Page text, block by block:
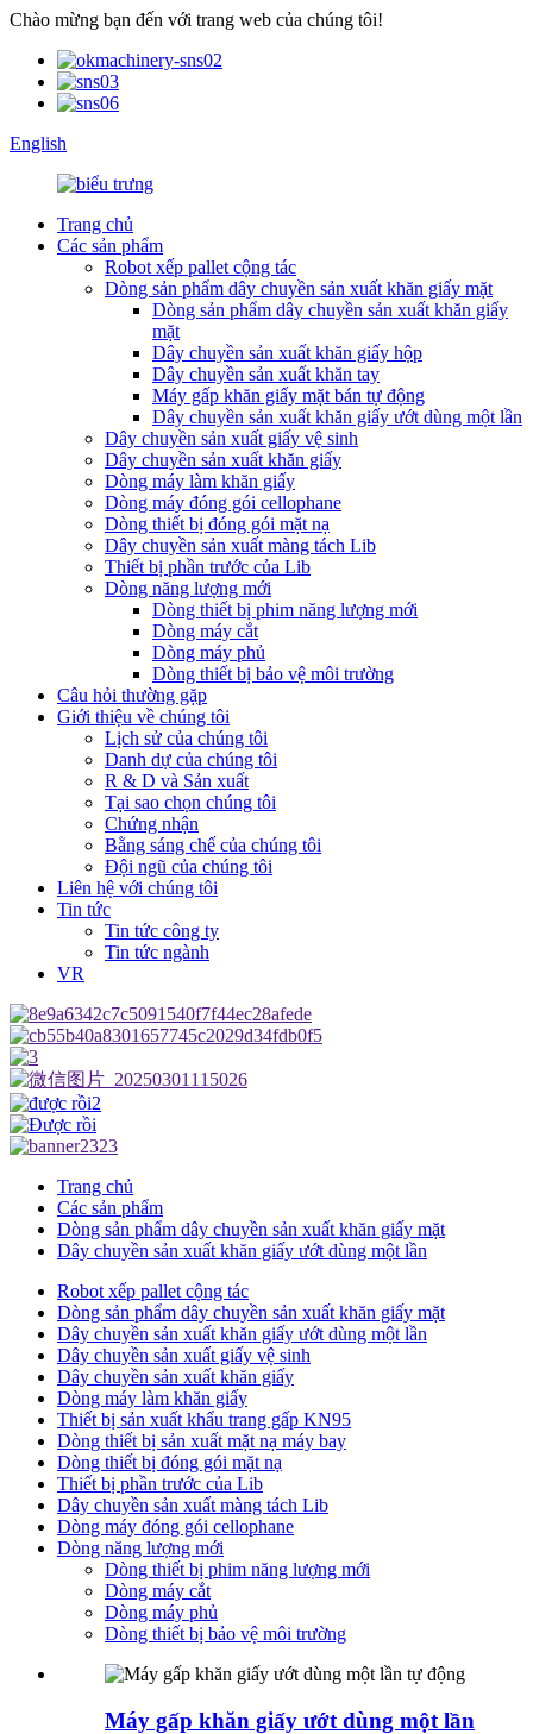
Chào mừng bạn đến với trang web của chúng tôi!
English
Trang chủ
Các sản phẩm
Robot xếp pallet cộng tác
Dòng sản phẩm dây chuyền sản xuất khăn giấy mặt
Dòng sản phẩm dây chuyền sản xuất khăn giấy
mặt
Dây chuyền sản xuất khăn giấy hộp
Dây chuyền sản xuất khăn tay
Máy gấp khăn giấy mặt bán tự động
Dây chuyền sản xuất khăn giấy ướt dùng một lần
Dây chuyền sản xuất giấy vệ sinh
Dây chuyền sản xuất khăn giấy
Dòng máy làm khăn giấy
Dòng máy đóng gói cellophane
Dòng thiết bị đóng gói mặt nạ
Dây chuyền sản xuất màng tách Lib
Thiết bị phần trước của Lib
Dòng năng lượng mới
Dòng thiết bị phim năng lượng mới
Dòng máy cắt
Dòng máy phủ
Dòng thiết bị bảo vệ môi trường
Câu hỏi thường gặp
Giới thiệu về chúng tôi
Lịch sử của chúng tôi
Danh dự của chúng tôi
R & D và Sản xuất
Tại sao chọn chúng tôi
Chứng nhận
Bằng sáng chế của chúng tôi
Đội ngũ của chúng tôi
Liên hệ với chúng tôi
Tin tức
Tin tức công ty
Tin tức ngành
VR
Trang chủ
Các sản phẩm
Dòng sản phẩm dây chuyền sản xuất khăn giấy mặt
Dây chuyền sản xuất khăn giấy ướt dùng một lần
Robot xếp pallet cộng tác
Dòng sản phẩm dây chuyền sản xuất khăn giấy mặt
Dây chuyền sản xuất khăn giấy ướt dùng một lần
Dây chuyền sản xuất giấy vệ sinh
Dây chuyền sản xuất khăn giấy
Dòng máy làm khăn giấy
Thiết bị sản xuất khẩu trang gấp KN95
Dòng thiết bị sản xuất mặt nạ máy bay
Dòng thiết bị đóng gói mặt nạ
Thiết bị phần trước của Lib
Dây chuyền sản xuất màng tách Lib
Dòng máy đóng gói cellophane
Dòng năng lượng mới
Dòng thiết bị phim năng lượng mới
Dòng máy cắt
Dòng máy phủ
Dòng thiết bị bảo vệ môi trường
Máy gấp khăn giấy ướt dùng một lần